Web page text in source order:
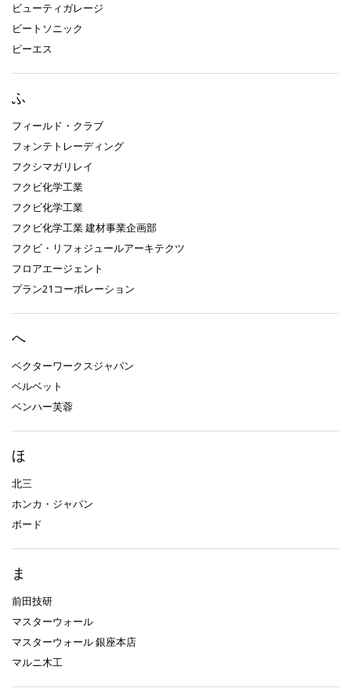
ビューティガレージ
ビートソニック
ピーエス
ふ
フィールド・クラブ
フォンテトレーディング
フクシマガリレイ
フクビ化学工業
フクビ化学工業
フクビ化学工業 建材事業企画部
フクビ・リフォジュールアーキテクツ
フロアエージェント
プラン21コーポレーション
へ
ベクターワークスジャパン
ベルベット
ベンハー芙蓉
ほ
北三
ホンカ・ジャパン
ボード
ま
前田技研
マスターウォール
マスターウォール 銀座本店
マルニ木工